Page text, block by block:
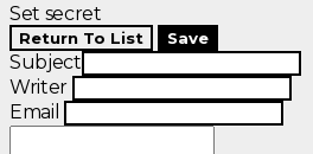
Set secret
Return To List Save
Subject
Writer
Email